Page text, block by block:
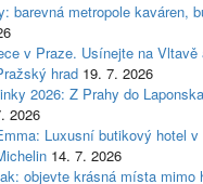
barevná metropole kaváren,
v Praze. Usínejte na Vltavě
hrad 19. 7. 2026
2026: Z Prahy do
2026
Luxusní butikový hotel v
14. 7. 2026
objevte krásná místa mimo